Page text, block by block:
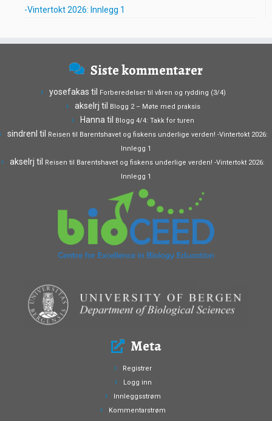
-Vintertokt 2026: Innlegg 1
Siste kommentarer
yosefakas til Forberedelser til våren og rydding (3/4)
akselrj til Blogg 2 – Møte med praksis
Hanna til Blogg 4/4: Takk for turen
sindrenl til Reisen til Barentshavet og fiskens underlige verden! -Vintertokt 2026:
Innlegg 1
akselrj til Reisen til Barentshavet og fiskens underlige verden! -Vintertokt 2026:
Innlegg 1
Meta
Registrer
Logg inn
Innleggsstrøm
Kommentarstrøm